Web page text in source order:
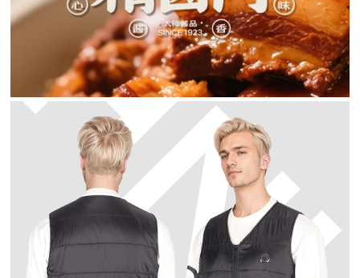
产品拍摄 产品形象设计
产品摄影 / 模特合成 / 电商设计 / 产品详情设计